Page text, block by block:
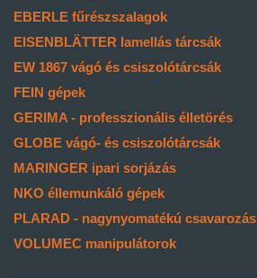
EBERLE fűrészszalagok
EISENBLÄTTER lamellás tárcsák
EW 1867 vágó és csiszolótárcsák
FEIN gépek
GERIMA - professzionális élletörés
GLOBE vágó- és csiszolótárcsák
MARINGER ipari sorjázás
NKO éllemunkáló gépek
PLARAD - nagynyomatékú csavarozás
VOLUMEC manipulátorok